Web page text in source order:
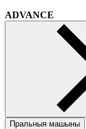
ADVANCE
Пральныя машыны